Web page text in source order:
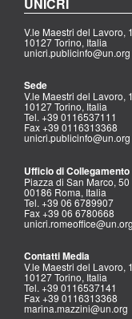
UNICRI
V.le Maestri del Lavoro,
10127 Torino, Italia
unicri.publicinfo@un.org
Sede
V.le Maestri del Lavoro,
10127 Torino, Italia
Tel. +39 0116537111
Fax +39 0116313368
unicri.publicinfo@un.org
Ufficio di Collegamento
Piazza di San Marco, 50
00186 Roma, Italia
Tel. +39 06 6789907
Fax +39 06 6780668
unicri.romeoffice@un.org
Contatti Media
V.le Maestri del Lavoro,
10127 Torino, Italia
Tel. +39 0116537141
Fax +39 0116313368
marina.mazzini@un.org